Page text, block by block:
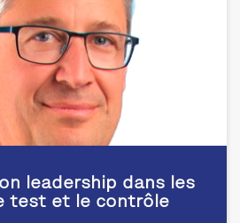
leadership dans les
test et le contrôle